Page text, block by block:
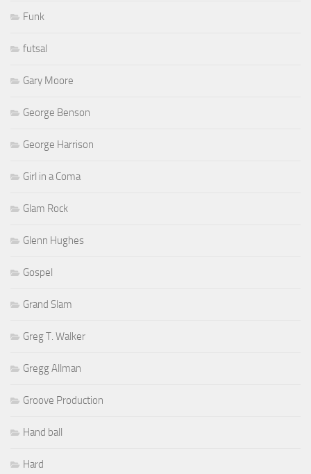
Funk
futsal
Gary Moore
George Benson
George Harrison
Girl in a Coma
Glam Rock
Glenn Hughes
Gospel
Grand Slam
Greg T. Walker
Gregg Allman
Groove Production
Hand ball
Hard